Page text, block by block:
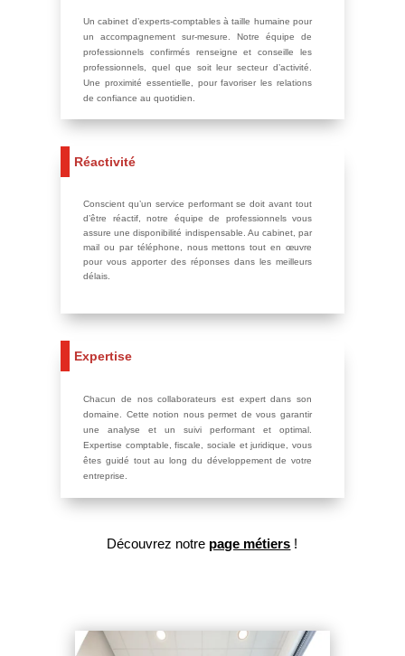
Un cabinet d’experts-comptables à taille humaine pour
un accompagnement sur-mesure. Notre équipe de
professionnels confirmés renseigne et conseille les
professionnels, quel que soit leur secteur d’activité.
Une proximité essentielle, pour favoriser les relations
de confiance au quotidien.
Réactivité
Conscient qu’un service performant se doit avant tout
d’être réactif, notre équipe de professionnels vous
assure une disponibilité indispensable. Au cabinet, par
mail ou par téléphone, nous mettons tout en œuvre
pour vous apporter des réponses dans les meilleurs
délais.
Expertise
Chacun de nos collaborateurs est expert dans son
domaine. Cette notion nous permet de vous garantir
une analyse et un suivi performant et optimal.
Expertise comptable, fiscale, sociale et juridique, vous
êtes guidé tout au long du développement de votre
entreprise.
Découvrez notre page métiers !